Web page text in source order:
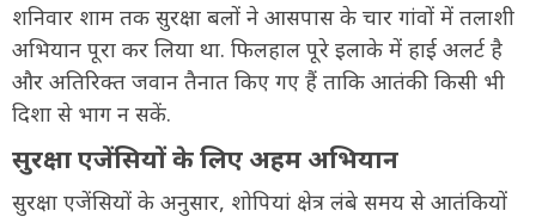
शनिवार शाम तक सुरक्षा बलों ने आसपास के चार गांवों में तलाशी
अभियान पूरा कर लिया था. फिलहाल पूरे इलाके में हाई अलर्ट है
और अतिरिक्त जवान तैनात किए गए हैं ताकि आतंकी किसी भी
दिशा से भाग न सकें.
सुरक्षा एजेंसियों के लिए अहम अभियान
सुरक्षा एजेंसियों के अनुसार, शोपियां क्षेत्र लंबे समय से आतंकियों